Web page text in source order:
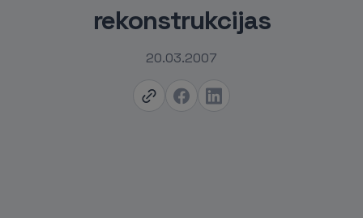
rekonstrukcijas
20.03.2007